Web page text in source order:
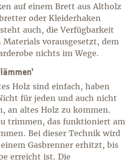
auf einem Brett aus Altholz
oder Kleiderhaken
auch, die Verfügbarkeit
Materials vorausgesetzt, dem
nichts im Wege.
Holz sind einfach, haben
für jeden und auch nicht
an altes Holz zu kommen.
trimmen, das funktioniert am
Bei dieser Technik wird
Gasbrenner erhitzt, bis
erreicht ist. Die